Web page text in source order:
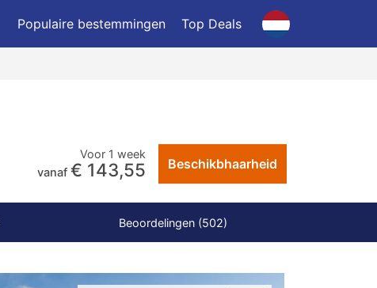
Populaire bestemmingen Top Deals
Voor 1 week
vanaf € 143,55 Beschikbhaarheid
Beoordelingen (502)